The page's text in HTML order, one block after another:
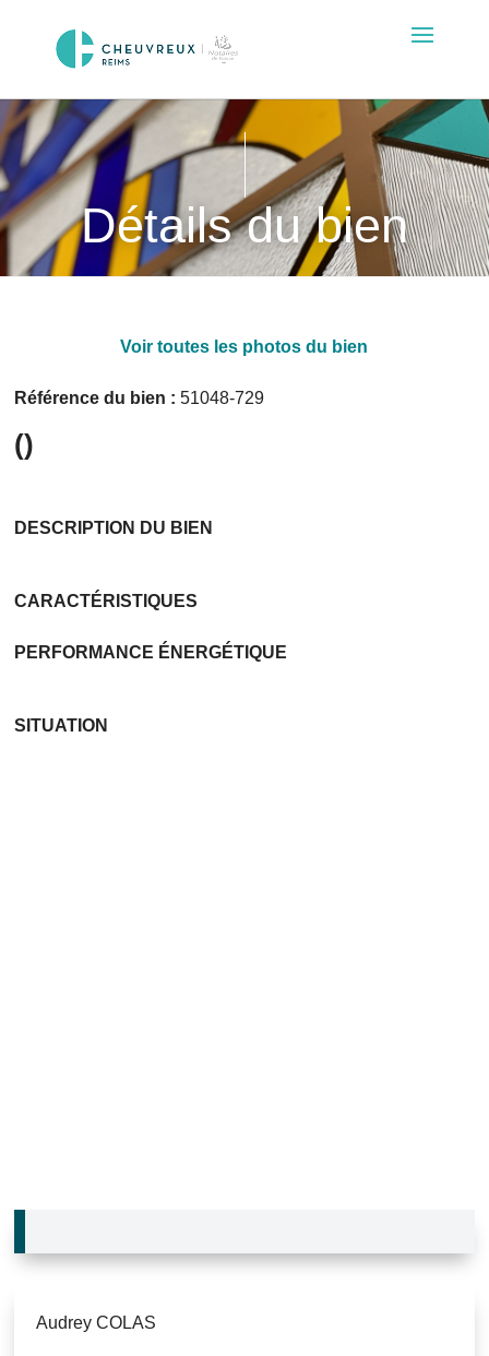
Détails du bien
Voir toutes les photos du bien
Référence du bien :51048-729
()
DESCRIPTION DU BIEN
CARACTÉRISTIQUES
PERFORMANCE ÉNERGÉTIQUE
SITUATION
Audrey COLAS